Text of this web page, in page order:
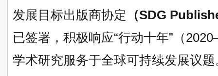
发展目标出版商协定 （SDG
已签署，积极响应“行动十年”（
学术研究服务于全球可持续发展议题